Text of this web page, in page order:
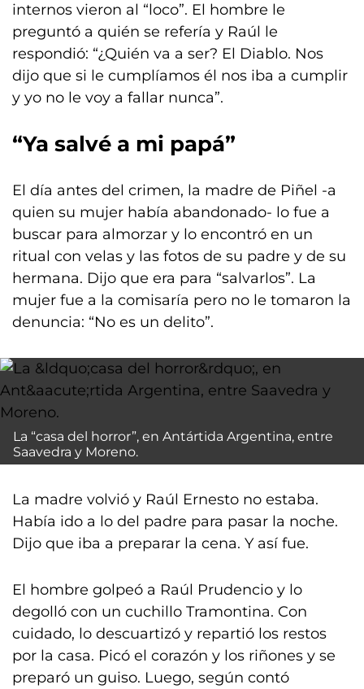
internos vieron al “loco”. El hombre le
preguntó a quién se refería y Raúl le
respondió: “¿Quién va a ser? El Diablo. Nos
dijo que si le cumplíamos él nos iba a cumplir
y yo no le voy a fallar nunca”.
“Ya salvé a mi papá”
El día antes del crimen, la madre de Piñel -a
quien su mujer había abandonado- lo fue a
buscar para almorzar y lo encontró en un
ritual con velas y las fotos de su padre y de su
hermana. Dijo que era para “salvarlos”. La
mujer fue a la comisaría pero no le tomaron la
denuncia: “No es un delito”.
La “casa del horror”, en Antártida Argentina, entre
Saavedra y Moreno.
La madre volvió y Raúl Ernesto no estaba.
Había ido a lo del padre para pasar la noche.
Dijo que iba a preparar la cena. Y así fue.
El hombre golpeó a Raúl Prudencio y lo
degolló con un cuchillo Tramontina. Con
cuidado, lo descuartizó y repartió los restos
por la casa. Picó el corazón y los riñones y se
preparó un guiso. Luego, según contó